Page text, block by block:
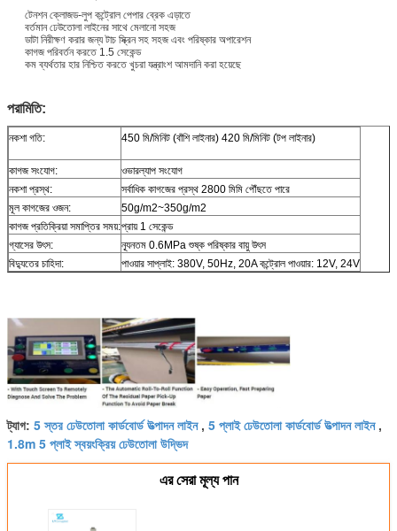
টেনশন ক্লোজড-লুপ কন্ট্রোল পেপার ব্রেক এড়াতে
বর্তমান ঢেউতোলা লাইনের সাথে মেলানো সহজ
ডাটা নিরীক্ষণ করার জন্য টাচ স্ক্রিন সহ সহজ এবং পরিষ্কার অপারেশন
কাগজ পরিবর্তন করতে 1.5 সেকেন্ড
কম ব্যর্থতার হার নিশ্চিত করতে খুচরা যন্ত্রাংশ আমদানি করা হয়েছে
পরামিতি:
নকশা গতি: 450 মি/মিনিট (বাঁশি লাইনার) 420 মি/মিনিট (টপ লাইনার)
কাগজ সংযোগ:
ওভারল্যাপ সংযোগ
নকশা প্রস্থ:
সর্বাধিক কাগজের প্রস্থ 2800 মিমি পৌঁছতে পারে
মূল কাগজের ওজন:
50g/m2~350g/m2
কাগজ প্রতিক্রিয়া সমাপ্তির সময়:প্রায় 1 সেকেন্ড
গ্যাসের উৎস:
ন্যূনতম 0.6MPa শুষ্ক পরিষ্কার বায়ু উৎস
বিদ্যুতের চাহিদা:
পাওয়ার সাপ্লাই: 380V, 50Hz, 20A কন্ট্রোল পাওয়ার: 12V, 24V
ট্যাগ: 5 স্তর ঢেউতোলা কার্ডবোর্ড উত্পাদন লাইন, 5 প্লাই ঢেউতোলা কার্ডবোর্ড উত্পাদন লাইন,
1.8m 5 প্লাই স্বয়ংক্রিয় ঢেউতোলা উদ্ভিদ
এর সেরা মূল্য পান